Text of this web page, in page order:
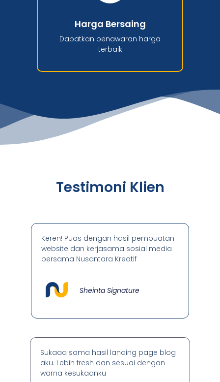
Harga Bersaing
Dapatkan penawaran harga
terbaik
Testimoni Klien
Keren! Puas dengan hasil pembuatan
website dan kerjasama sosial media
bersama Nusantara Kreatif
Sheinta Signature
Sukaaa sama hasil landing page blog
aku. Lebih fresh dan sesuai dengan
warna kesukaanku